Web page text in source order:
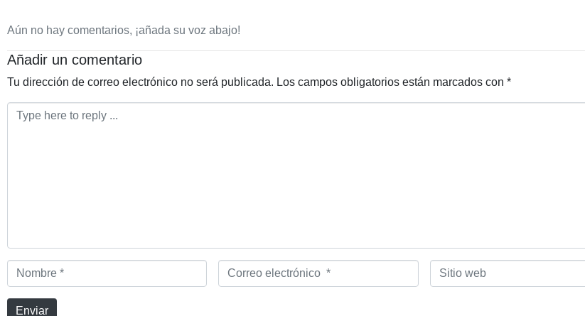
Aún no hay comentarios, ¡añada su voz abajo!
Añadir un comentario
Tu dirección de correo electrónico no será publicada. Los campos obligatorios están marcados con *
Comentario
Nombre
*
Correo
electrónico
Sitio
web
Enviar